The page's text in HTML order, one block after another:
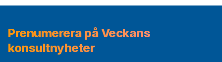
Prenumerera på Veckans
konsultnyheter